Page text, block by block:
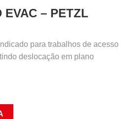
EVAC – PETZL
para trabalhos de acesso
deslocação em plano